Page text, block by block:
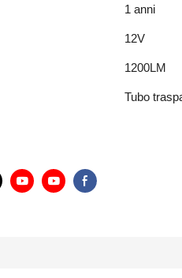
1 anni
12V
1200LM
Tubo